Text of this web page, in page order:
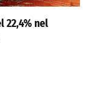
22,4% nel